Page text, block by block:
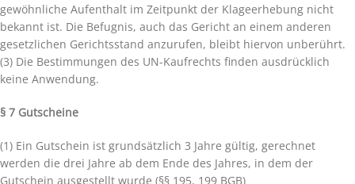
gewöhnliche Aufenthalt im Zeitpunkt der Klageerhebung nicht
bekannt ist. Die Befugnis, auch das Gericht an einem anderen
gesetzlichen Gerichtsstand anzurufen, bleibt hiervon unberührt.
(3) Die Bestimmungen des UN-Kaufrechts finden ausdrücklich
keine Anwendung.
§ 7 Gutscheine
(1) Ein Gutschein ist grundsätzlich 3 Jahre gültig, gerechnet
werden die drei Jahre ab dem Ende des Jahres, in dem der
Gutschein ausgestellt wurde (§§ 195, 199 BGB)